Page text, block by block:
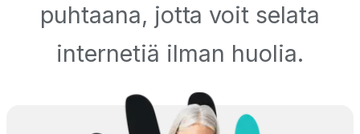
puhtaana, jotta voit selata
internetiä ilman huolia.